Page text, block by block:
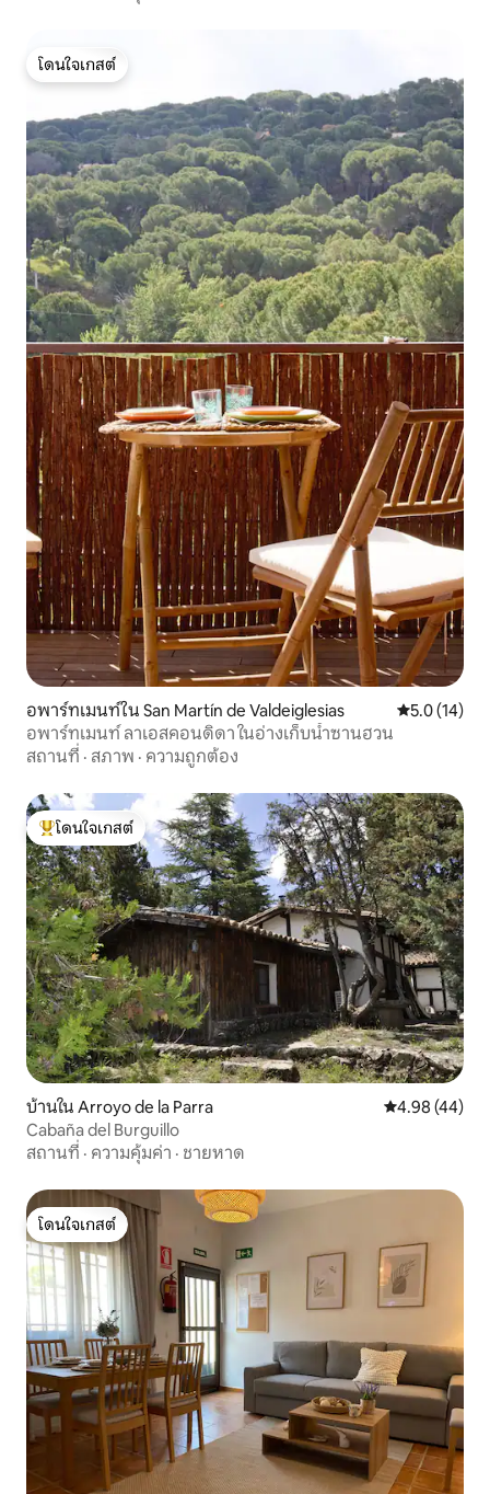
โดนใจเกสต์
โดนใจเกสต์
อพาร์ทเมนท์ใน San Martín de Valdeiglesias คะแนนเฉลี่ย
5.0 (14)
อพาร์ทเมนท์ ลาเอสคอนดิดา ในอ่างเก็บน้ำซานฮวน
สถานที่ · สภาพ · ความถูกต้อง
โดนใจเกสต์ที่สุด
โดนใจเกสต์
บ้านใน Arroyo de la Parra คะแนนเฉลี่ย
4.98 (44)
Cabaña del Burguillo
สถานที่ · ความคุ้มค่า · ชายหาด
โดนใจเกสต์
โดนใจเกสต์